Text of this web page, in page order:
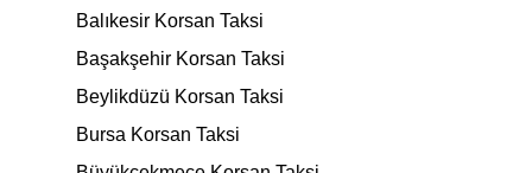
Balıkesir Korsan Taksi
Başakşehir Korsan Taksi
Beylikdüzü Korsan Taksi
Bursa Korsan Taksi